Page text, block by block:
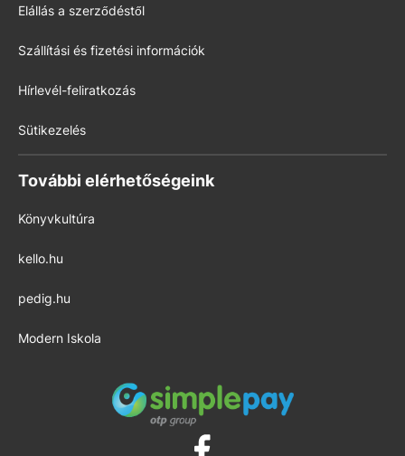
Elállás a szerződéstől
Szállítási és fizetési információk
Hírlevél-feliratkozás
Sütikezelés
További elérhetőségeink
Könyvkultúra
kello.hu
pedig.hu
Modern Iskola